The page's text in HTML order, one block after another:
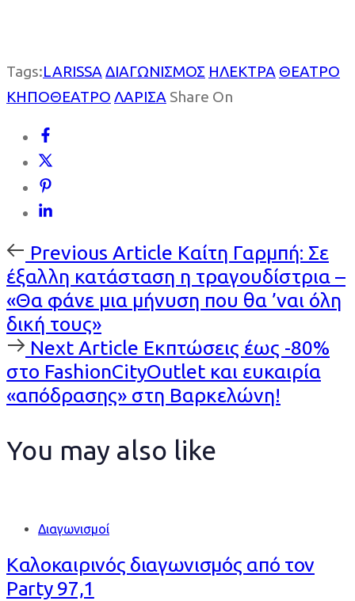
Tags:LARISSA ΔΙΑΓΩΝΙΣΜΟΣ ΗΛΕΚΤΡΑ ΘΕΑΤΡΟ
ΚΗΠΟΘΕΑΤΡΟ ΛΑΡΙΣΑ Share On
Previous
Article
Previous Article Καίτη Γαρμπή: Σε
έξαλλη κατάσταση η τραγουδίστρια –
«Θα φάνε μια μήνυση που θα ’ναι όλη
δική τους»
Next
Article
Next Article Εκπτώσεις έως -80%
στο FashionCityOutlet και ευκαιρία
«απόδρασης» στη Βαρκελώνη!
You may also like
Διαγωνισμοί
Καλοκαιρινός διαγωνισμός από τον
Party 97,1